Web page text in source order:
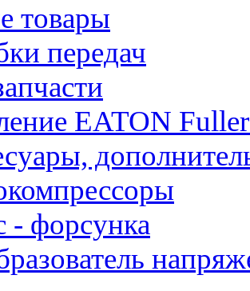
товары
передач
EATON
- форсунка